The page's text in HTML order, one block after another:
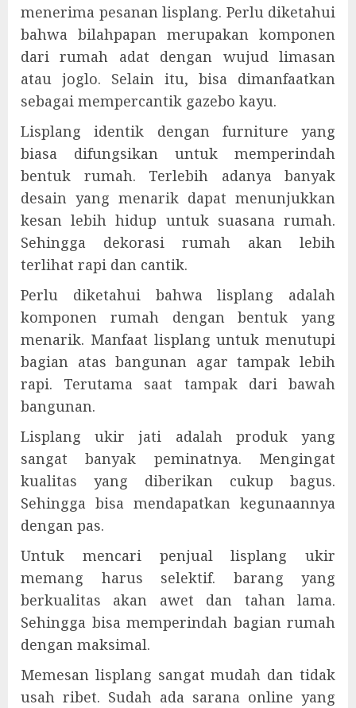
menerima pesanan lisplang. Perlu diketahui
bahwa bilahpapan merupakan komponen
dari rumah adat dengan wujud limasan
atau joglo. Selain itu, bisa dimanfaatkan
sebagai mempercantik gazebo kayu.
Lisplang identik dengan furniture yang
biasa difungsikan untuk memperindah
bentuk rumah. Terlebih adanya banyak
desain yang menarik dapat menunjukkan
kesan lebih hidup untuk suasana rumah.
Sehingga dekorasi rumah akan lebih
terlihat rapi dan cantik.
Perlu diketahui bahwa lisplang adalah
komponen rumah dengan bentuk yang
menarik. Manfaat lisplang untuk menutupi
bagian atas bangunan agar tampak lebih
rapi. Terutama saat tampak dari bawah
bangunan.
Lisplang ukir jati adalah produk yang
sangat banyak peminatnya. Mengingat
kualitas yang diberikan cukup bagus.
Sehingga bisa mendapatkan kegunaannya
dengan pas.
Untuk mencari penjual lisplang ukir
memang harus selektif. barang yang
berkualitas akan awet dan tahan lama.
Sehingga bisa memperindah bagian rumah
dengan maksimal.
Memesan lisplang sangat mudah dan tidak
usah ribet. Sudah ada sarana online yang